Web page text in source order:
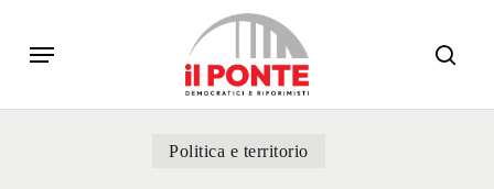
main
Menu
Politica e territorio